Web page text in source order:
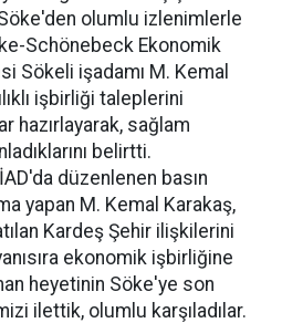
olumlu izlenimlerle
Schönebeck Ekonomik
Sökeli işadamı M. Kemal
işbirliği taleplerini
hazırlayarak, sağlam
belirtti.
düzenlenen basın
yapan M. Kemal Karakaş,
Kardeş Şehir ilişkilerini
ekonomik işbirliğine
heyetinin Söke'ye son
ilettik, olumlu karşıladılar.